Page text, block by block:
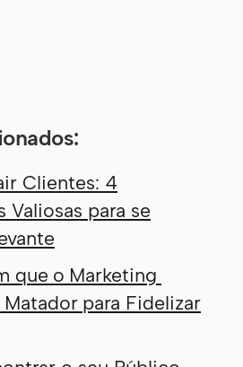
Clientes: 4
Valiosas para se
que o Marketing
para Fidelizar